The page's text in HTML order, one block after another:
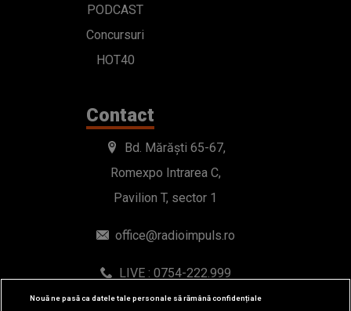
PODCAST
Concursuri
HOT40
Contact
Bd. Mărăști 65-67,
Romexpo Intrarea C,
Pavilion T, sector 1
office@radioimpuls.ro
LIVE : 0754-222.999
WhatsApp: 0754-222.999
Nouă ne pasă ca datele tale personale să rămână confidențiale